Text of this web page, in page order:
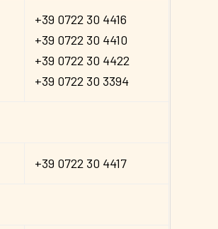
+39 0722 30 4416
+39 0722 30 4410
+39 0722 30 4422
+39 0722 30 3394
+39 0722 30 4417